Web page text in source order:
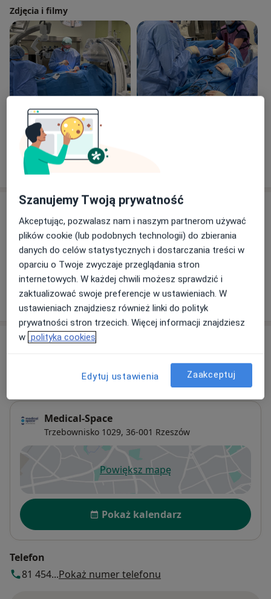
Zdjęcia i filmy
Zobacz galerię (5)
Pokaż więcej
Usługi i ceny
Konsultacja neurochirurgiczna
Od 400 zł Szczegóły Umów wizytę
W jaki sposób ustalane są ceny?
Adresy (6)
Adres 2 Adres 3 Adres 4
Medical-Space
Trzebownisko 1029, 36-001 Rzeszów
Powiększ mapęotwiera się w nowej karcie
Dostępność
Pokaż kalendarz
Telefon
81 454...Pokaż numer telefonu
Szanujemy Twoją prywatność
Akceptując, pozwalasz nam i naszym partnerom używać
plików cookie (lub podobnych technologii) do zbierania
danych do celów statystycznych i dostarczania treści w
oparciu o Twoje zwyczaje przeglądania stron
internetowych. W każdej chwili możesz sprawdzić i
zaktualizować swoje preferencje w ustawieniach. W
ustawieniach znajdziesz również linki do polityk
prywatności stron trzecich. Więcej informacji znajdziesz
w polityka cookies
Edytuj ustawienia Zaakceptuj